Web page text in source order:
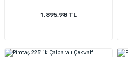
1.895,98 TL